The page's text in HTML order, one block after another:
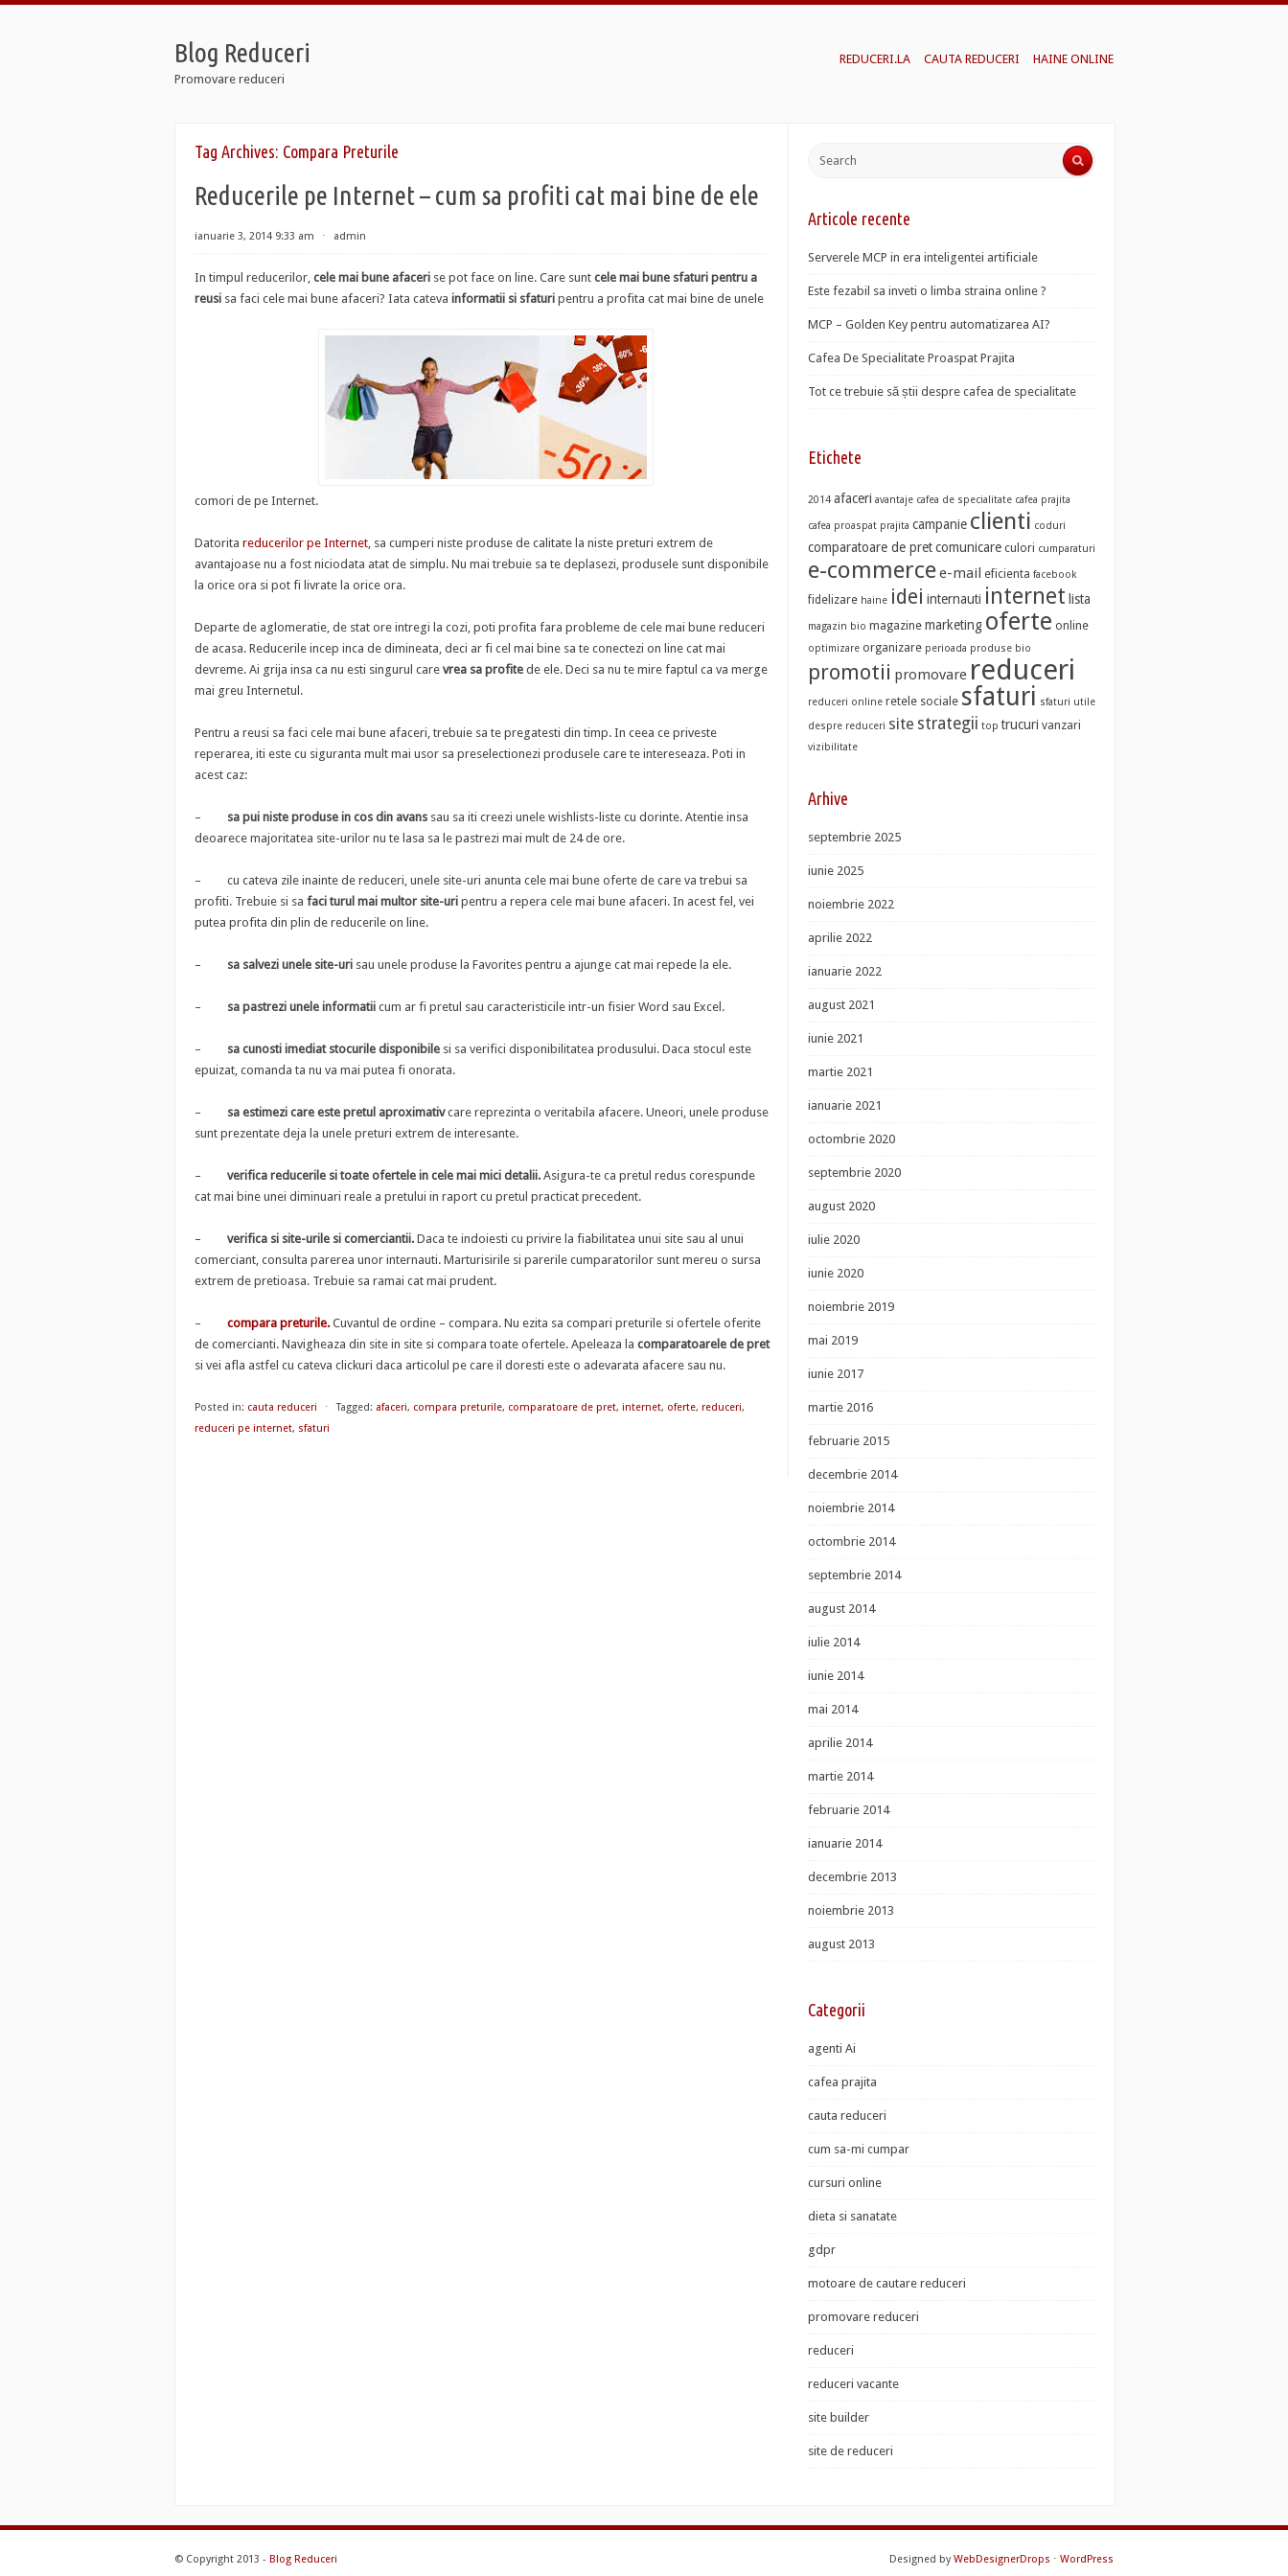
Blog Reduceri
Promovare reduceri
REDUCERI.LA CAUTA REDUCERI HAINE ONLINE
Tag Archives: Compara Preturile
Reducerile pe Internet – cum sa profiti cat mai bine de ele
ianuarie 3, 2014 9:33 am ⋅ admin
In timpul reducerilor, cele mai bune afaceri se pot face on line. Care sunt cele mai bune sfaturi pentru a
reusi sa faci cele mai bune afaceri? Iata cateva informatii si sfaturi pentru a profita cat mai bine de unele
comori de pe Internet.
Datorita reducerilor pe Internet, sa cumperi niste produse de calitate la niste preturi extrem de
avantajoase nu a fost niciodata atat de simplu. Nu mai trebuie sa te deplasezi, produsele sunt disponibile
la orice ora si pot fi livrate la orice ora.
Departe de aglomeratie, de stat ore intregi la cozi, poti profita fara probleme de cele mai bune reduceri
de acasa. Reducerile incep inca de dimineata, deci ar fi cel mai bine sa te conectezi on line cat mai
devreme. Ai grija insa ca nu esti singurul care vrea sa profite de ele. Deci sa nu te mire faptul ca va merge
mai greu Internetul.
Pentru a reusi sa faci cele mai bune afaceri, trebuie sa te pregatesti din timp. In ceea ce priveste
reperarea, iti este cu siguranta mult mai usor sa preselectionezi produsele care te intereseaza. Poti in
acest caz:
– sa pui niste produse in cos din avans sau sa iti creezi unele wishlists-liste cu dorinte. Atentie insa
deoarece majoritatea site-urilor nu te lasa sa le pastrezi mai mult de 24 de ore.
– cu cateva zile inainte de reduceri, unele site-uri anunta cele mai bune oferte de care va trebui sa
profiti. Trebuie si sa faci turul mai multor site-uri pentru a repera cele mai bune afaceri. In acest fel, vei
putea profita din plin de reducerile on line.
– sa salvezi unele site-uri sau unele produse la Favorites pentru a ajunge cat mai repede la ele.
– sa pastrezi unele informatii cum ar fi pretul sau caracteristicile intr-un fisier Word sau Excel.
– sa cunosti imediat stocurile disponibile si sa verifici disponibilitatea produsului. Daca stocul este
epuizat, comanda ta nu va mai putea fi onorata.
– sa estimezi care este pretul aproximativcare reprezinta o veritabila afacere. Uneori, unele produse
sunt prezentate deja la unele preturi extrem de interesante.
– verifica reducerile si toate ofertele in cele mai mici detalii. Asigura-te ca pretul redus corespunde
cat mai bine unei diminuari reale a pretului in raport cu pretul practicat precedent.
– verifica si site-urile si comerciantii. Daca te indoiesti cu privire la fiabilitatea unui site sau al unui
comerciant, consulta parerea unor internauti. Marturisirile si parerile cumparatorilor sunt mereu o sursa
extrem de pretioasa. Trebuie sa ramai cat mai prudent.
– compara preturile. Cuvantul de ordine – compara. Nu ezita sa compari preturile si ofertele oferite
de comercianti. Navigheaza din site in site si compara toate ofertele. Apeleaza la comparatoarele de pret
si vei afla astfel cu cateva clickuri daca articolul pe care il doresti este o adevarata afacere sau nu.
Posted in: cauta reduceri ⋅ Tagged: afaceri, compara preturile, comparatoare de pret, internet, oferte, reduceri,
reduceri pe internet, sfaturi
Articole recente
Serverele MCP in era inteligentei artificiale
Este fezabil sa inveti o limba straina online ?
MCP – Golden Key pentru automatizarea AI?
Cafea De Specialitate Proaspat Prajita
Tot ce trebuie să știi despre cafea de specialitate
Etichete
2014 afaceri avantaje cafea de specialitate cafea prajita
cafea proaspat prajita campanie clienti coduri
comparatoare de pretcomunicare culori cumparaturi
e-commercee-mail eficienta facebook
fidelizare haine idei internauti internet lista
magazin bio magazine marketing oferte online
optimizare organizare perioada produse bio
promotii promovare reduceri
reduceri online retele sociale sfaturi sfaturi utile
despre reduceri site strategii top trucuri vanzari
vizibilitate
Arhive
septembrie 2025
iunie 2025
noiembrie 2022
aprilie 2022
ianuarie 2022
august 2021
iunie 2021
martie 2021
ianuarie 2021
octombrie 2020
septembrie 2020
august 2020
iulie 2020
iunie 2020
noiembrie 2019
mai 2019
iunie 2017
martie 2016
februarie 2015
decembrie 2014
noiembrie 2014
octombrie 2014
septembrie 2014
august 2014
iulie 2014
iunie 2014
mai 2014
aprilie 2014
martie 2014
februarie 2014
ianuarie 2014
decembrie 2013
noiembrie 2013
august 2013
Categorii
agenti Ai
cafea prajita
cauta reduceri
cum sa-mi cumpar
cursuri online
dieta si sanatate
gdpr
motoare de cautare reduceri
promovare reduceri
reduceri
reduceri vacante
site builder
site de reduceri
© Copyright 2013 - Blog Reduceri Designed byWebDesignerDrops ⋅ WordPress